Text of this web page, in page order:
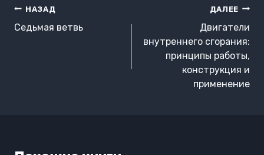
Навигация
по
НАЗАД
Седьмая ветвь
ДАЛЕЕ
Двигатели
внутреннего сгорания:
принципы работы,
конструкция и
применение